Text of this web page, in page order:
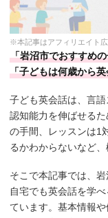
※本記事はアフィリエイト
「岩沼市でおすすめ
「子どもは何歳から
子ども英会話は、言
認知能力を伸ばせる
の手間、レッスンは1
るかわからないなど、
そこで本記事では、
自宅でも英会話を学
ています。基本情報